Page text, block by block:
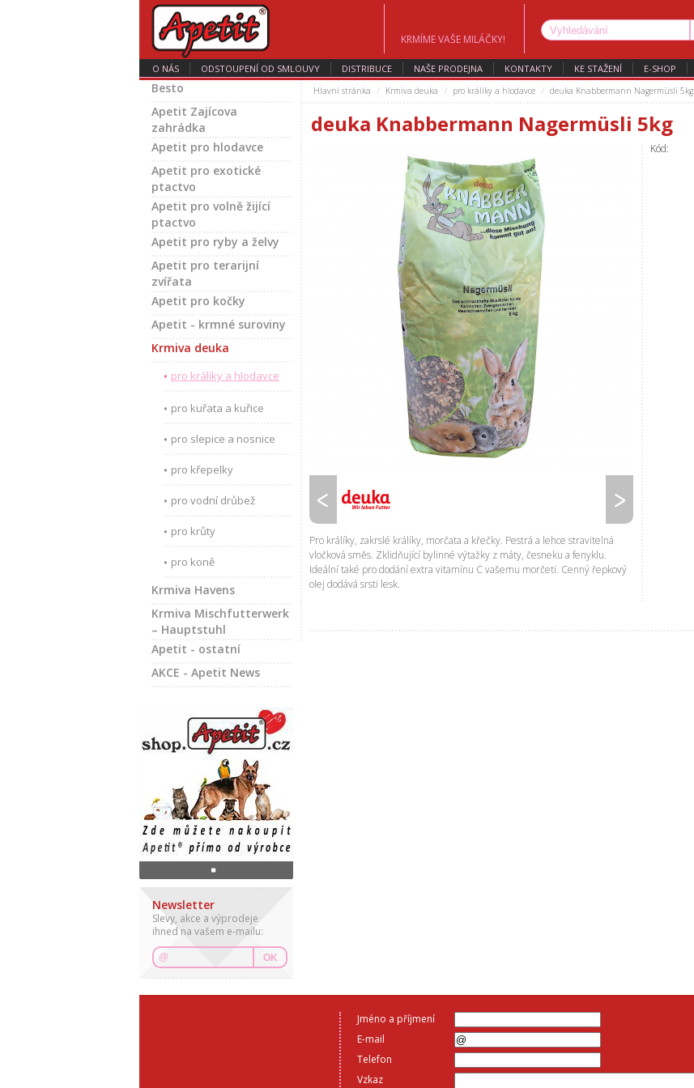
KRMÍME VAŠE MILÁČKY!
O NÁS ODSTOUPENÍ OD SMLOUVY DISTRIBUCE NAŠE PRODEJNA KONTAKTY KE STAŽENÍ E-SHOP
Hlavní stránka Krmiva deuka pro králíky a hlodavce deuka Knabbermann Nagermüsli 5kg
deuka Knabbermann Nagermüsli 5kg
Pro králíky, zakrslé králíky, morčata a křečky. Pestrá a lehce stravitelná
vločková směs. Zklidňující bylinné výtažky z máty, česneku a fenyklu.
Ideální také pro dodání extra vitamínu C vašemu morčeti. Cenný řepkový
olej dodává srsti lesk.
Kód:
Besto
Apetit Zajícova
zahrádka
Apetit pro hlodavce
Apetit pro exotické
ptactvo
Apetit pro volně žijící
ptactvo
Apetit pro ryby a želvy
Apetit pro terarijní
zvířata
Apetit pro kočky
Apetit - krmné suroviny
Krmiva deuka
pro králíky a hlodavce
pro kuřata a kuřice
pro slepice a nosnice
pro křepelky
pro vodní drůbež
pro krůty
pro koně
Krmiva Havens
Krmiva Mischfutterwerk
– Hauptstuhl
Apetit - ostatní
AKCE - Apetit News
Newsletter
Slevy, akce a výprodeje
ihned na vašem e-mailu:
OK
Jméno a příjmení
E-mail
Telefon
Vzkaz